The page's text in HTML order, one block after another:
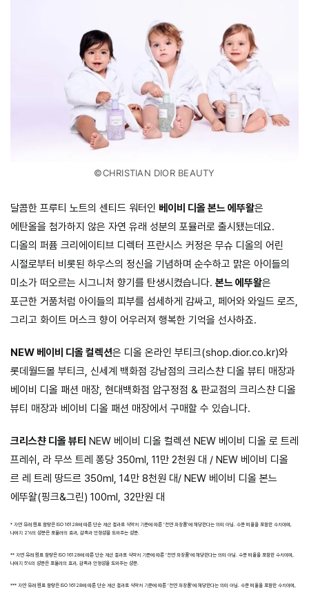
©CHRISTIAN DIOR BEAUTY
달콤한 프루티 노트의 센티드 워터인 베이비 디올 본느 에뚜왈은
에탄올을 첨가하지 않은 자연 유래 성분의 포뮬러로 출시됐는데요.
디올의 퍼퓸 크리에이티브 디렉터 프란시스 커정은 무슈 디올의 어린
시절로부터 비롯된 하우스의 정신을 기념하며 순수하고 맑은 아이들의
미소가 떠오르는 시그니처 향기를 탄생시켰습니다. 본느 에뚜왈은
포근한 거품처럼 아이들의 피부를 섬세하게 감싸고, 페어와 와일드 로즈,
그리고 화이트 머스크 향이 어우러져 행복한 기억을 선사하죠.
NEW 베이비 디올 컬렉션은 디올 온라인 부티크(shop.dior.co.kr)와
롯데월드몰 부티크, 신세계 백화점 강남점의 크리스챤 디올 뷰티 매장과
베이비 디올 패션 매장, 현대백화점 압구정점 & 판교점의 크리스챤 디올
뷰티 매장과 베이비 디올 패션 매장에서 구매할 수 있습니다.
크리스챤 디올 뷰티 NEW 베이비 디올 컬렉션 NEW 베이비 디올 로 트레
프레쉬, 라 무쓰 트레 퐁당 350ml, 11만 2천원 대 / NEW 베이비 디올
르 레 트레 땅드르 350ml, 14만 8천원 대/ NEW 베이비 디올 본느
에뚜왈(핑크&그린) 100ml, 32만원 대
* 자연 유래 원료 함량은 ISO 16128에 따른 단순 계산 결과로 식약처 기준에 따른 ‘천연 화장품’에 해당한다는 의미 아님. 수분 비율을 포함한 수치이며,
나머지 2%의 성분은 포뮬러의 효과, 감촉과 안정성을 도와주는 성분.
** 자연 유래 원료 함량은 ISO 16128에 따른 단순 계산 결과로 식약처 기준에 따른 ‘천연 화장품’에 해당한다는 의미 아님. 수분 비율을 포함한 수치이며,
나머지 5%의 성분은 포뮬러의 효과, 감촉과 안정성을 도와주는 성분.
*** 자연 유래 원료 함량은 ISO 16128에 따른 단순 계산 결과로 식약처 기준에 따른 ‘천연 화장품’에 해당한다는 의미 아님. 수분 비율을 포함한 수치이며,